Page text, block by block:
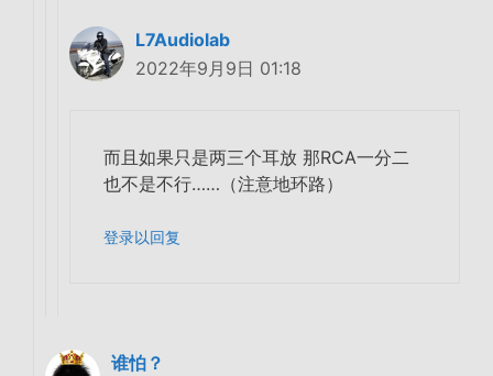
L7Audiolab
2022年9月9日 01:18
而且如果只是两三个耳放 那RCA一分二
也不是不行……（注意地环路）
登录以回复
谁怕？